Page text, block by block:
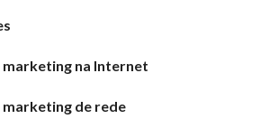
marketing na Internet
marketing de rede